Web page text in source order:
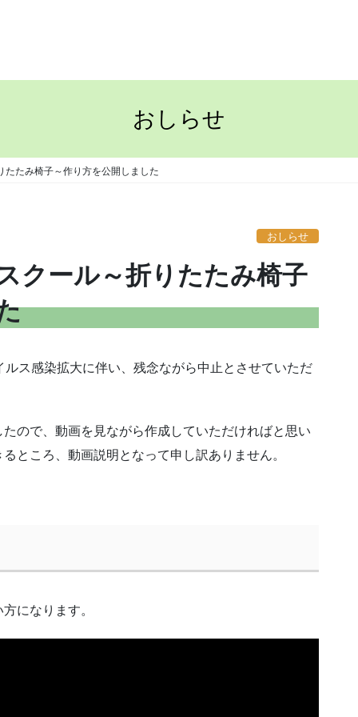
おしらせ
たみ椅子～作り方を公開しました
おしらせ
クール～折りたたみ椅子
ス感染拡大に伴い、残念ながら中止とさせていただ
ので、動画を見ながら作成していただければと思い
ところ、動画説明となって申し訳ありません。
になります。